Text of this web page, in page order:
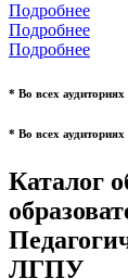
Подробнее
Подробнее
Подробнее
* Во всех
* Во всех
Каталог
ЛГПУ